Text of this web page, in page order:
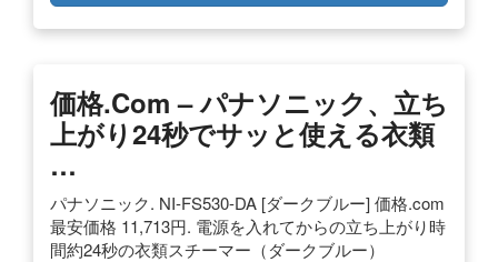
価格.com – パナソニック、立ち
上がり24秒でサッと使える衣類
…
パナソニック. NI-FS530-DA [ダークブルー] 価格.com
最安価格 11,713円. 電源を入れてからの立ち上がり時
間約24秒の衣類スチーマー（ダークブルー）